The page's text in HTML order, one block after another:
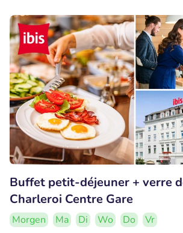
Buffet petit-déjeuner + verre
Charleroi Centre Gare
Morgen Ma Di Wo Do
Vr